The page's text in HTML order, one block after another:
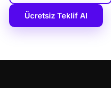
Ücretsiz Teklif Al